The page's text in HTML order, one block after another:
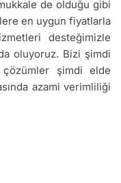
de olduğu gibi
en uygun fiyatlarla
desteğimizle
oluyoruz. Bizi şimdi
çözümler şimdi elde
azami verimliliği